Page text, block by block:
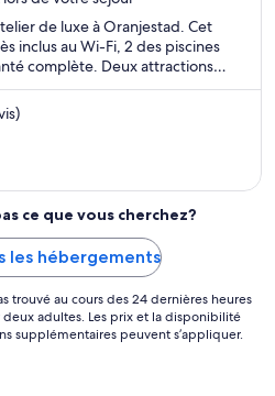
de luxe à Oranjestad. Cet
inclus au Wi-Fi, 2 des piscines
complète. Deux attractions
et Divi Golf and Beach Resort, se
ce que vous cherchez?
les hébergements
trouvé au cours des 24 dernières heures
adultes. Les prix et la disponibilité
supplémentaires peuvent s’appliquer.